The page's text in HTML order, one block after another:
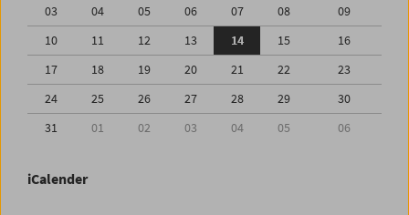
03
04 05 06 07 08
09
10
11 12 13 14 15
16
17
18 19 20 21 22
23
24
25 26 27 28 29
30
31
01 02 03 04 05 06
iCalender